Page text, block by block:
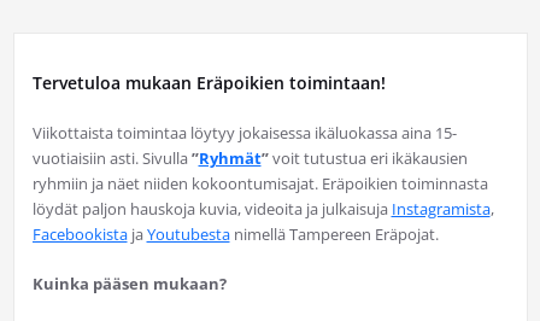
Tervetuloa mukaan Eräpoikien toimintaan!
Viikottaista toimintaa löytyy jokaisessa ikäluokassa aina 15-
vuotiaisiin asti. Sivulla”Ryhmät”voit tutustua eri ikäkausien
ryhmiin ja näet niiden kokoontumisajat. Eräpoikien toiminnasta
löydät paljon hauskoja kuvia, videoita ja julkaisuja Instagramista,
FacebookistajaYoutubestanimellä Tampereen Eräpojat.
Kuinka pääsen mukaan?